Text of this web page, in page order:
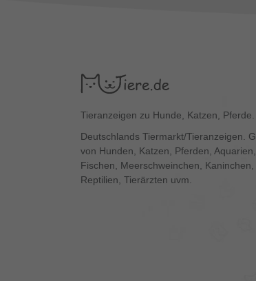
Tieranzeigen zu Hunde, Katzen, Pferde.
Deutschlands Tiermarkt/Tieranzeigen.
von Hunden, Katzen, Pferden,
Fischen, Meerschweinchen, Kaninchen,
Reptilien, Tierärzten uvm.